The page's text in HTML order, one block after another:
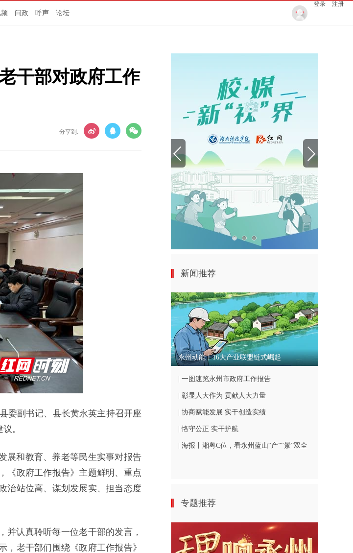
问政 呼声 论坛
登录 注册
干部对政府工作
分享到:
委副书记、县长黄永英主持召开座
。
展和教育、养老等民生实事对报告
《政府工作报告》主题鲜明、重点
治站位高、谋划发展实、担当态度
认真聆听每一位老干部的发言，
老干部们围绕《政府工作报告》
新闻推荐
永州动能丨16大产业联盟链式崛起
| 一图速览永州市政府工作报告
| 彰显人大作为 贡献人大力量
| 协商赋能发展 实干创造实绩
| 恪守公正 实干护航
| 海报丨湘粤C位，看永州蓝山“产”“景”双全
专题推荐